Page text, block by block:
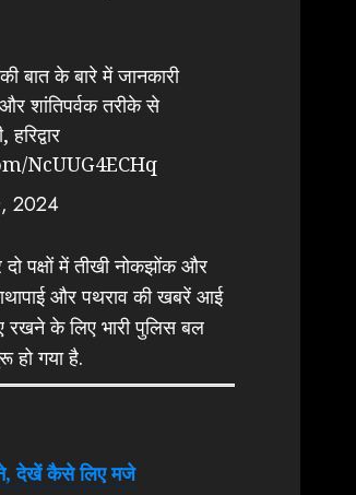
बात के बारे में जानकारी
शांतिपर्वक तरीके से
NcUUG4ECHq
2024
पक्षों में तीखी नोकझोंक और
और पथराव की खबरें आई
रखने के लिए भारी पुलिस बल
हो गया है.
देखें कैसे लिए मजे